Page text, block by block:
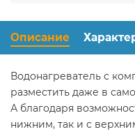
Описание
Водонагреватель с
разместить даже в
А благодаря
нижним, так и с